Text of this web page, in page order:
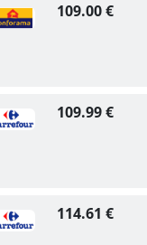
109.00 €
109.99 €
114.61 €